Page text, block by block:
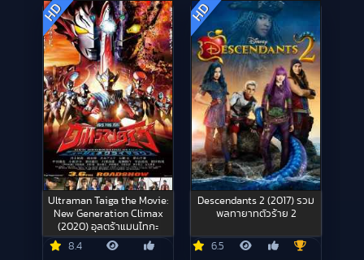
HD
Ultraman Taiga the Movie:
New Generation Climax
(2020) อุลตร้าแมนไทกะ
8.4
HD
Descendants 2 (2017) รวม
พลทายาทตัวร้าย 2
6.5